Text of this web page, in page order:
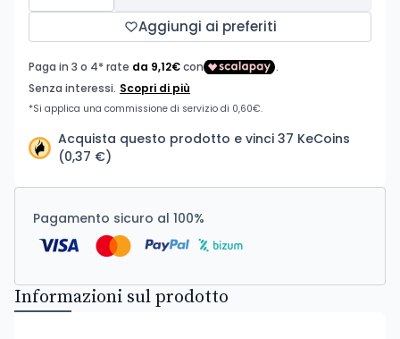
Aggiungi ai preferiti
Acquista questo prodotto e vinci 37 KeCoins
(0,37 €)
Pagamento sicuro al 100%
Informazioni sul prodotto